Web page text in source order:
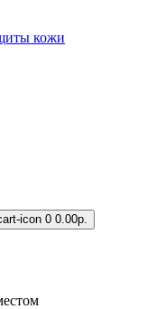
кожи
0 0.00р.